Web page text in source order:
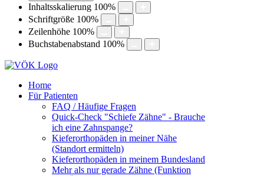
Inhaltsskalierung 100%
Schriftgröße 100%
Zeilenhöhe 100%
Buchstabenabstand 100%
Home
Für Patienten
FAQ / Häufige Fragen
Quick-Check "Schiefe Zähne" - Brauche
ich eine Zahnspange?
Kieferorthopäden in meiner Nähe
(Standort ermitteln)
Kieferorthopäden in meinem Bundesland
Mehr als nur gerade Zähne (Funktion